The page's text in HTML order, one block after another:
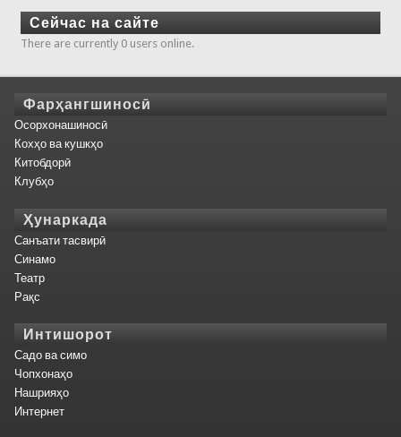
Сейчас на сайте
There are currently 0 users online.
Фарҳангшиносӣ
Осорхонашиносӣ
Кохҳо ва кушкҳо
Китобдорӣ
Клубҳо
Ҳунаркада
Санъати тасвирӣ
Синамо
Театр
Рақс
Интишорот
Садо ва симо
Чопхонаҳо
Нашрияҳо
Интернет